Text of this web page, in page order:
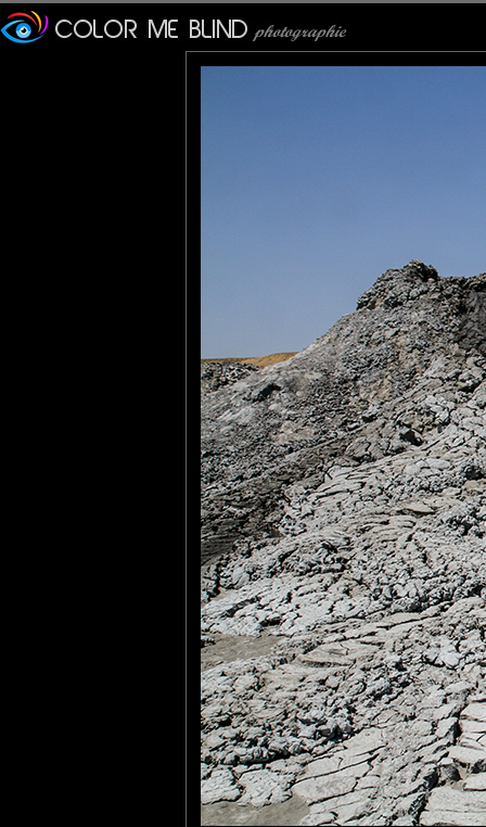
Le volcan de boue ou
avec de la vapeur d'eau
- Boue, c'est-à-dire
L'eau est souvent
Les petites salses
voire argileuses, étaient
La sortie continuelle de
moins lentes, des
d'hydrocarbures.
La boue qui continue
constitue des champs de
Laisser un commentaire
Nom
E-mail
Site